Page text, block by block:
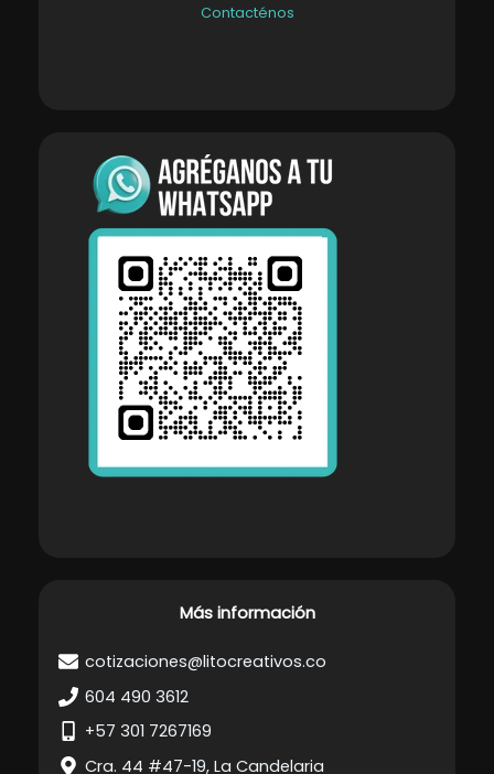
Contacténos
Más información
cotizaciones@litocreativos.co
604 490 3612
+57 301 7267169
Cra. 44 #47-19, La Candelaria